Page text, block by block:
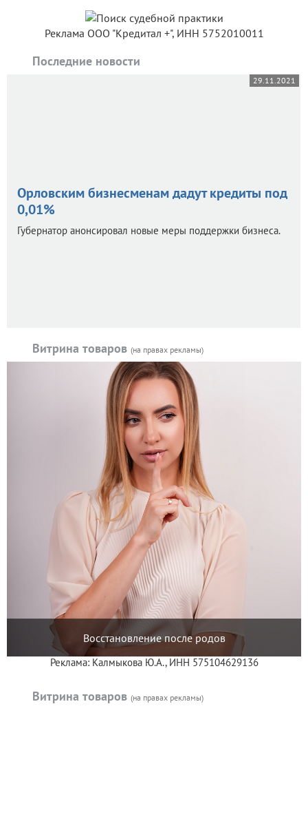
Реклама ООО "Кредитал +", ИНН 5752010011
Последние новости
29.11.2021
Орловским бизнесменам дадут кредиты под
0,01%
Губернатор анонсировал новые меры поддержки бизнеса.
Витрина товаров (на правах рекламы)
Восстановление после родов
Реклама: Калмыкова Ю.А., ИНН 575104629136
Витрина товаров (на правах рекламы)